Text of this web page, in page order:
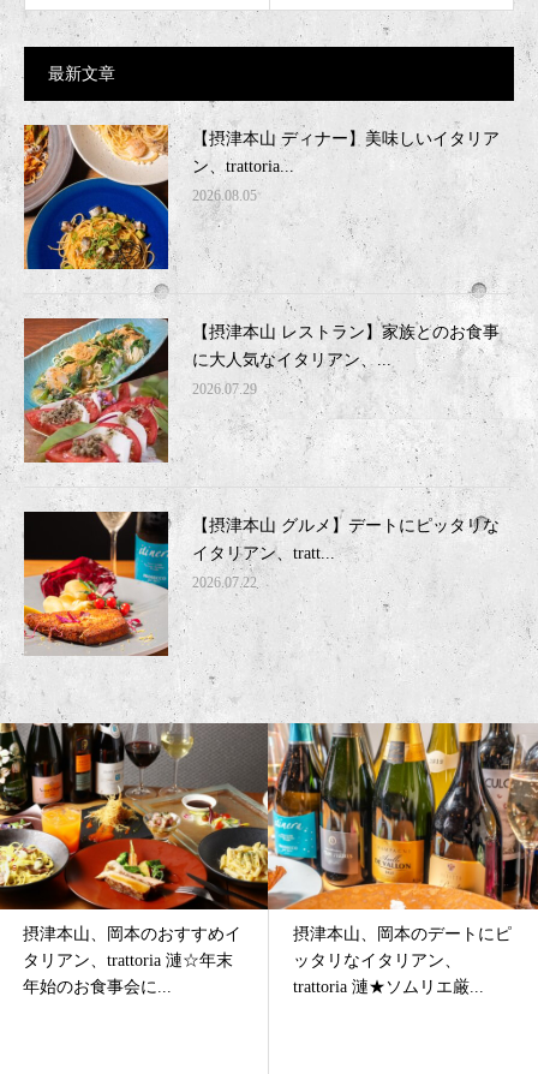
最新文章
【摂津本山 ディナー】美味しいイタリア
ン、trattoria...
2026.08.05
【摂津本山 レストラン】家族とのお食事
に大人気なイタリアン、...
2026.07.29
【摂津本山 グルメ】デートにピッタリな
イタリアン、tratt...
2026.07.22
摂津本山、岡本のデートにピ
ッタリなイタリアン、
trattoria 漣★ソムリエ厳...
摂津本山、岡本の女子会に大
人気なイタリアン、trattoria
漣(レン)★冬！...